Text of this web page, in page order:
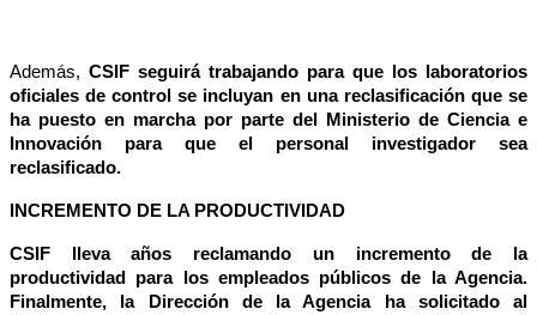
Además, CSIF seguirá trabajando para que los laboratorios
oficiales de control se incluyan en una reclasificación que se
ha puesto en marcha por parte del Ministerio de Ciencia e
Innovación para que el personal investigador sea
reclasificado.
INCREMENTO DE LA PRODUCTIVIDAD
CSIF lleva años reclamando un incremento de la
productividad para los empleados públicos de la Agencia.
Finalmente, la Dirección de la Agencia ha solicitado al